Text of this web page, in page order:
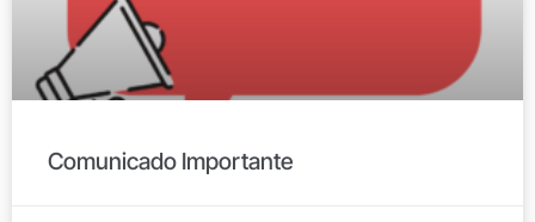
Comunicado Importante